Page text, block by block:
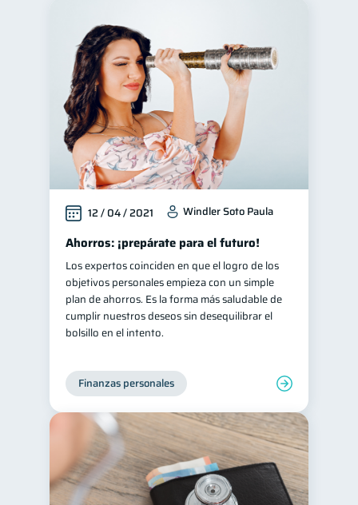
Consejos 6
Cuenta Inactiva 1
Mipymes 1 Salud mental 1
Educación financiera 31
Finanzas para jóvenes 30
Control de deudas 30
Finanzas familiares 25
Inclusión financiera 22
Bienestar financiero 22
Finanzas para mujeres 20
Organización Financiera
Deudas 10
Entidad financiera
Préstamos 8
Tarjeta de crédito 6
Historial crediticio 6
Ciberseguridad 5
Servicios 4
Derechos & Deberes 4
12 / 04 / 2021 Windler Soto Paula
Ahorros: ¡prepárate para el futuro!
Los expertos coinciden en que el logro de los
objetivos personales empieza con un simple
plan de ahorros. Es la forma más saludable de
cumplir nuestros deseos sin desequilibrar el
bolsillo en el intento.
Finanzas personales